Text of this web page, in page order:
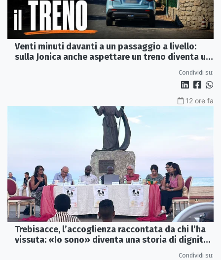
Venti minuti davanti a un passaggio a livello:
sulla Jonica anche aspettare un treno diventa un
Condividi su:
12 ore fa
Trebisacce, l’accoglienza raccontata da chi l’ha
vissuta: «Io sono» diventa una storia di dignità
Condividi su: